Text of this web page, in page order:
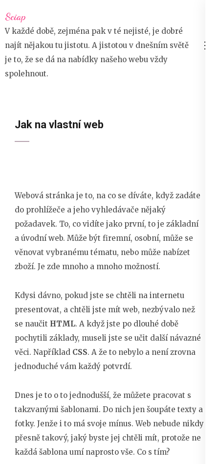
na
obsah
(stiskněte
Enter)
Sciap
V každé době, zejména pak v té nejisté, je dobré
najít nějakou tu jistotu. A jistotou v dnešním světě
je to, že se dá na nabídky našeho webu vždy
spolehnout.
Jak na vlastní web
Webová stránka je to, na co se díváte, když zadáte
do prohlížeče a jeho vyhledávače nějaký
požadavek. To, co vidíte jako první, to je základní
a úvodní web. Může být firemní, osobní, může se
věnovat vybranému tématu, nebo může nabízet
zboží. Je zde mnoho a mnoho možností.
Kdysi dávno, pokud jste se chtěli na internetu
presentovat, a chtěli jste mít web, nezbývalo než
se naučit HTML. A když jste po dlouhé době
pochytili základy, museli jste se učit další návazné
věci. Například CSS. A že to nebylo a není zrovna
jednoduché vám každý potvrdí.
Dnes je to o to jednodušší, že můžete pracovat s
takzvanými šablonami. Do nich jen šoupáte texty a
fotky. Jenže i to má svoje mínus. Web nebude nikdy
přesně takový, jaký byste jej chtěli mít, protože ne
každá šablona umí naprosto vše. Co s tím?